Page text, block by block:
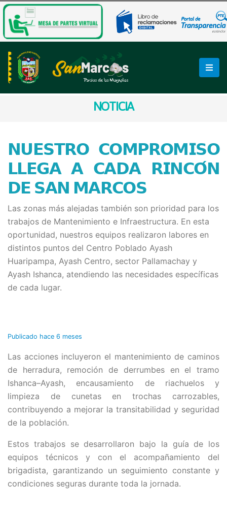
NOTICIA
𝗡𝗨𝗘𝗦𝗧𝗥𝗢 𝗖𝗢𝗠𝗣𝗥𝗢𝗠𝗜𝗦𝗢
𝗟𝗟𝗘𝗚𝗔 𝗔 𝗖𝗔𝗗𝗔 𝗥𝗜𝗡𝗖𝗢́𝗡
𝗗𝗘 𝗦𝗔𝗡 𝗠𝗔𝗥𝗖𝗢𝗦
Las zonas más alejadas también son prioridad para los
trabajos de Mantenimiento e Infraestructura. En esta
oportunidad, nuestros equipos realizaron labores en
distintos puntos del Centro Poblado Ayash
Huaripampa, Ayash Centro, sector Pallamachay y
Ayash Ishanca, atendiendo las necesidades específicas
de cada lugar.
Publicado hace 6 meses
Las acciones incluyeron el mantenimiento de caminos
de herradura, remoción de derrumbes en el tramo
Ishanca–Ayash, encausamiento de riachuelos y
limpieza de cunetas en trochas carrozables,
contribuyendo a mejorar la transitabilidad y seguridad
de la población.
Estos trabajos se desarrollaron bajo la guía de los
equipos técnicos y con el acompañamiento del
brigadista, garantizando un seguimiento constante y
condiciones seguras durante toda la jornada.